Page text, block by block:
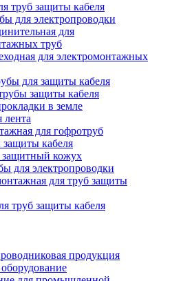
труб защиты кабеля
для электропроводки
для
труб
для электромонтажных
для защиты кабеля
защиты кабеля
в земле
лента
для гофротруб
кабеля
кожух
для электропроводки
для труб защиты
труб защиты кабеля
продукция